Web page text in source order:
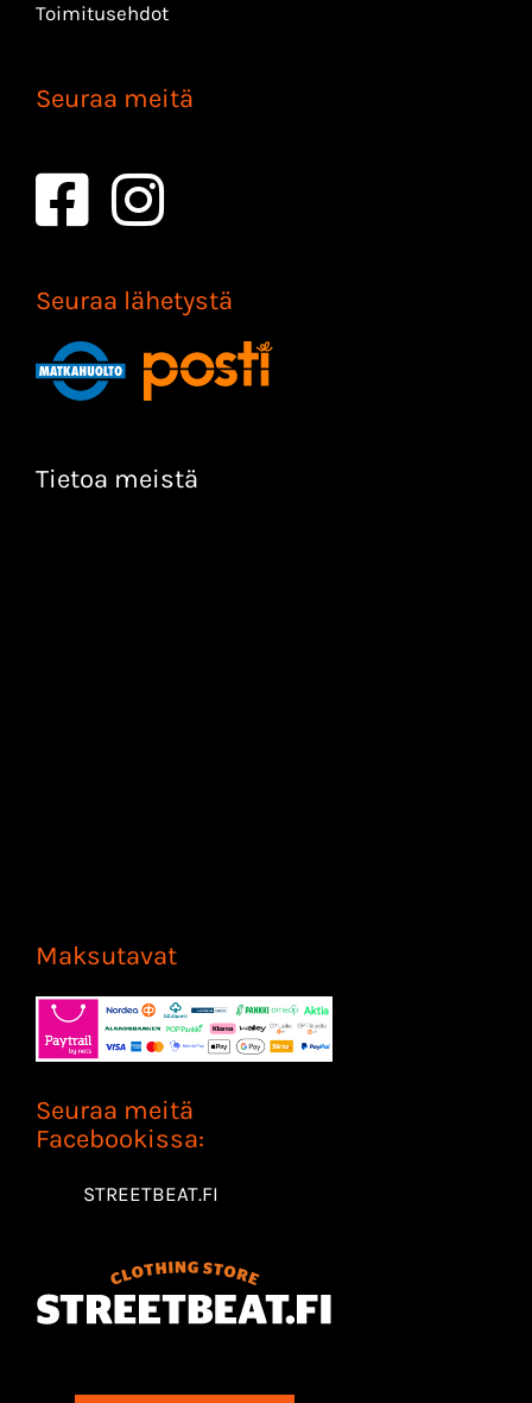
Toimitusehdot
Seuraa meitä
Seuraa lähetystä
Tietoa meistä
Maksutavat
Seuraa meitä
Facebookissa:
STREETBEAT.FI